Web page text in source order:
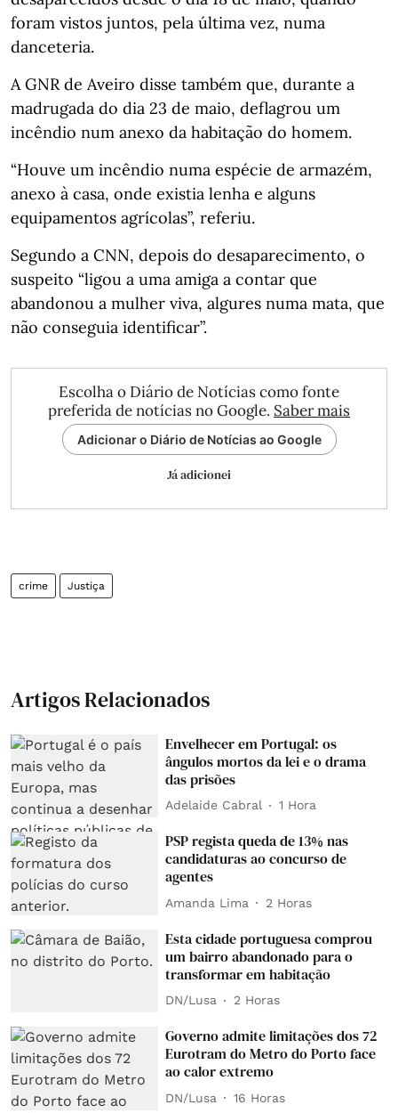
foram vistos juntos, pela última vez, numa
danceteria.
A GNR de Aveiro disse também que, durante a
madrugada do dia 23 de maio, deflagrou um
incêndio num anexo da habitação do homem.
“Houve um incêndio numa espécie de armazém,
anexo à casa, onde existia lenha e alguns
equipamentos agrícolas”, referiu.
Segundo a CNN, depois do desaparecimento, o
suspeito “ligou a uma amiga a contar que
abandonou a mulher viva, algures numa mata, que
não conseguia identificar”.
Escolha o Diário de Notícias como fonte
preferida de notícias no Google. Saber mais
Adicionar o Diário de Notícias ao Google
Já adicionei
crime Justiça
Artigos Relacionados
Envelhecer em Portugal: os
ângulos mortos da lei e o drama
das prisões
Adelaide Cabral 1 Hora
PSP regista queda de 13% nas
candidaturas ao concurso de
agentes
Amanda Lima 2 Horas
Esta cidade portuguesa comprou
um bairro abandonado para o
transformar em habitação
DN/Lusa 2 Horas
Governo admite limitações dos 72
Eurotram do Metro do Porto face
ao calor extremo
DN/Lusa 16 Horas